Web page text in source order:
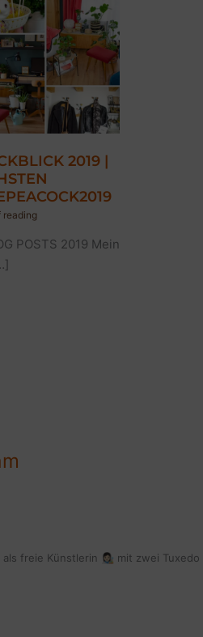
2019 |
reading
POSTS 2019 Mein
freie Künstlerin 👩🏻‍🎨 mit zwei